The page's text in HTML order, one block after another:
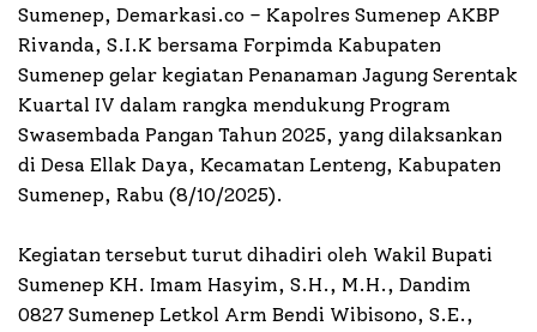
Sumenep, Demarkasi.co – Kapolres Sumenep AKBP
Rivanda, S.I.K bersama Forpimda Kabupaten
Sumenep gelar kegiatan Penanaman Jagung Serentak
Kuartal IV dalam rangka mendukung Program
Swasembada Pangan Tahun 2025, yang dilaksankan
di Desa Ellak Daya, Kecamatan Lenteng, Kabupaten
Sumenep, Rabu (8/10/2025).
Kegiatan tersebut turut dihadiri oleh Wakil Bupati
Sumenep KH. Imam Hasyim, S.H., M.H., Dandim
0827 Sumenep Letkol Arm Bendi Wibisono, S.E.,